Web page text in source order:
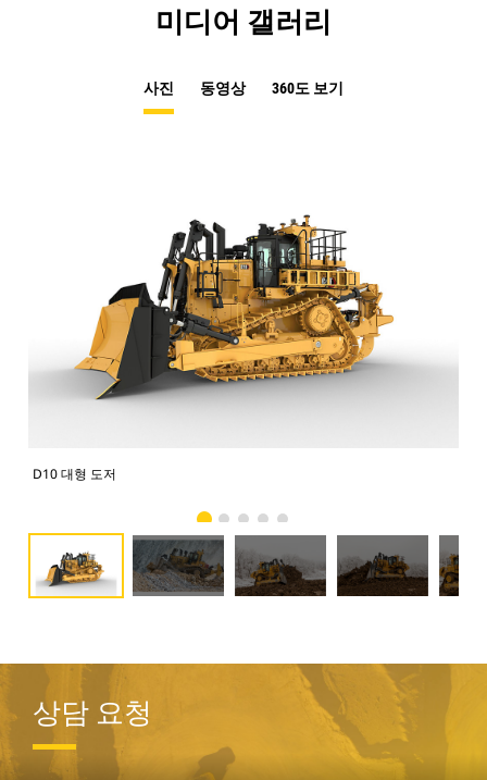
미디어 갤러리
사진 동영상 360도 보기
D10 대형 도저
상담 요청